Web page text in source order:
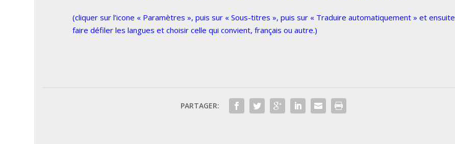
(cliquer sur l’icone « Paramètres », puis sur « Sous-titres », puis sur « Traduire automatiquement » et ensuite
faire défiler les langues et choisir celle qui convient, français ou autre.)
PARTAGER: